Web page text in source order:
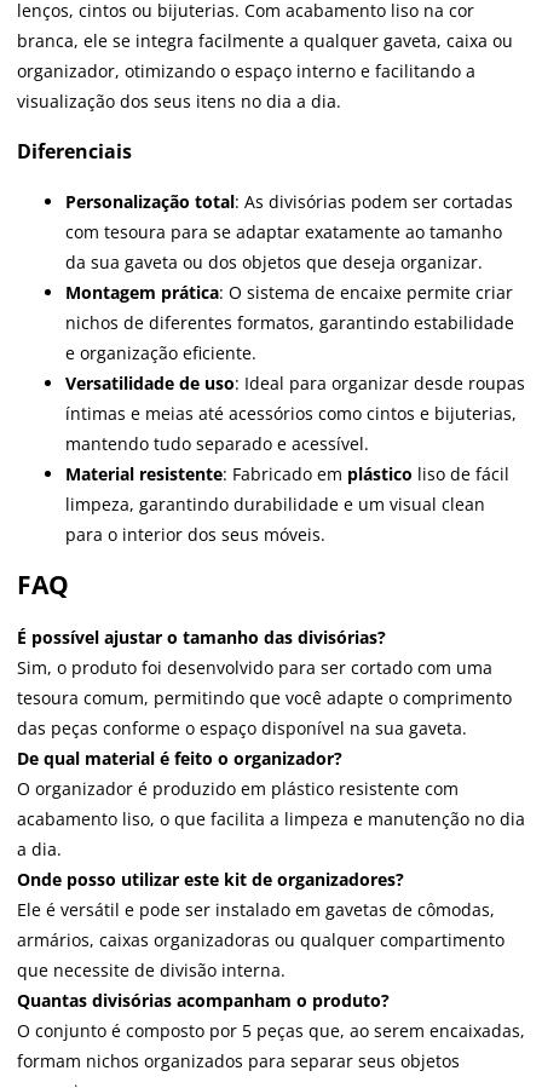
lenços, cintos ou bijuterias. Com acabamento liso na cor
branca, ele se integra facilmente a qualquer gaveta, caixa ou
organizador, otimizando o espaço interno e facilitando a
visualização dos seus itens no dia a dia.
Diferenciais
Personalização total: As divisórias podem ser cortadas
com tesoura para se adaptar exatamente ao tamanho
da sua gaveta ou dos objetos que deseja organizar.
Montagem prática: O sistema de encaixe permite criar
nichos de diferentes formatos, garantindo estabilidade
e organização eficiente.
Versatilidade de uso: Ideal para organizar desde roupas
íntimas e meias até acessórios como cintos e bijuterias,
mantendo tudo separado e acessível.
Material resistente: Fabricado em plástico liso de fácil
limpeza, garantindo durabilidade e um visual clean
para o interior dos seus móveis.
FAQ
É possível ajustar o tamanho das divisórias?
Sim, o produto foi desenvolvido para ser cortado com uma
tesoura comum, permitindo que você adapte o comprimento
das peças conforme o espaço disponível na sua gaveta.
De qual material é feito o organizador?
O organizador é produzido em plástico resistente com
acabamento liso, o que facilita a limpeza e manutenção no dia
a dia.
Onde posso utilizar este kit de organizadores?
Ele é versátil e pode ser instalado em gavetas de cômodas,
armários, caixas organizadoras ou qualquer compartimento
que necessite de divisão interna.
Quantas divisórias acompanham o produto?
O conjunto é composto por 5 peças que, ao serem encaixadas,
formam nichos organizados para separar seus objetos